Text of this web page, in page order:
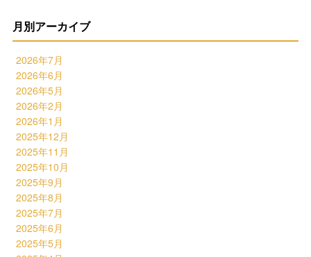
月別アーカイブ
2026年7月
2026年6月
2026年5月
2026年2月
2026年1月
2025年12月
2025年11月
2025年10月
2025年9月
2025年8月
2025年7月
2025年6月
2025年5月